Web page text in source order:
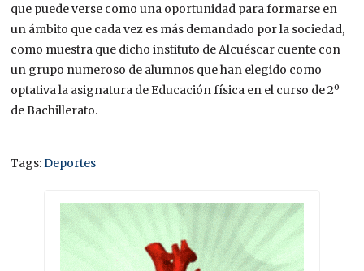
que puede verse como una oportunidad para formarse en
un ámbito que cada vez es más demandado por la sociedad,
como muestra que dicho instituto de Alcuéscar cuente con
un grupo numeroso de alumnos que han elegido como
optativa la asignatura de Educación física en el curso de 2º
de Bachillerato.
Tags: Deportes